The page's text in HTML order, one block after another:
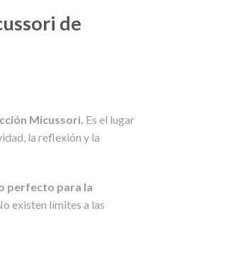
de
Micussori. Es el lugar
la reflexión y la
perfecto para la
existen límites a las